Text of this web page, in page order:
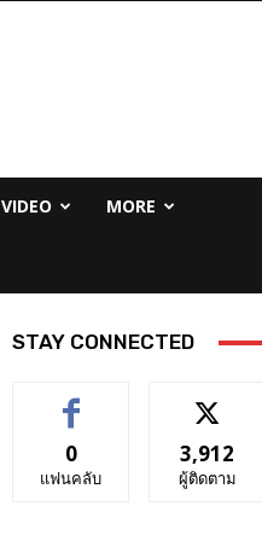
VIDEO MORE
STAY CONNECTED
0
แฟนคลับ
3,912
ผู้ติดตาม